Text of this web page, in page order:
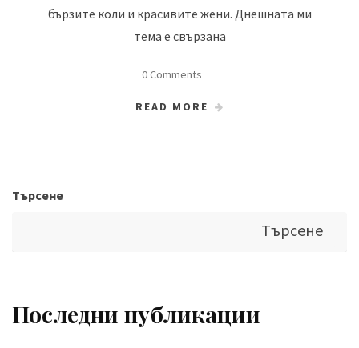
бързите коли и красивите жени. Днешната ми
тема е свързана
0 Comments
READ MORE
Търсене
Търсене
Последни публикации